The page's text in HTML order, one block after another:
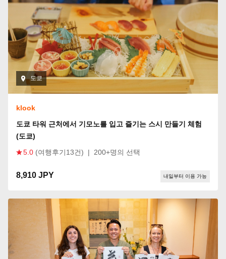
도쿄
klook
도쿄 타워 근처에서 기모노를 입고 즐기는 스시 만들기 체험
(도쿄)
5.0 (여행후기13건) | 200+명의 선택
8,910 JPY 내일부터 이용 가능